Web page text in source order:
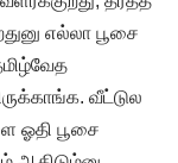
எல்லா பூசை
வீட்டுல
ஓதி பூசை